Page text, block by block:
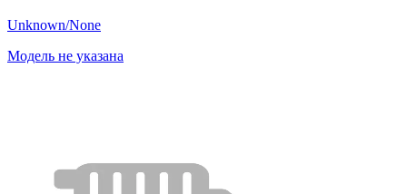
Unknown/None
Модель не указана